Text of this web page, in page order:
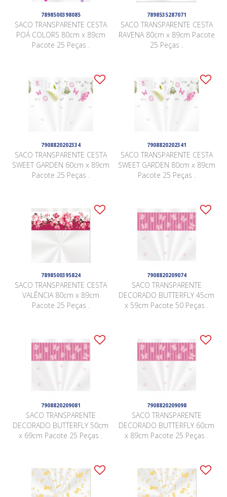
7898500398085
SACO TRANSPARENTE CESTA
POÁ COLORS 80cm x 89cm
Pacote 25 Peças .
7898535287071
SACO TRANSPARENTE CESTA
RAVENA 80cm x 89cm Pacote
25 Peças .
7908820202334
SACO TRANSPARENTE CESTA
SWEET GARDEN 60cm x 89cm
Pacote 25 Peças .
7908820202341
SACO TRANSPARENTE CESTA
SWEET GARDEN 80cm x 89cm
Pacote 25 Peças .
7898500395824
SACO TRANSPARENTE CESTA
VALÊNCIA 80cm x 89cm
Pacote 25 Peças .
7908820209074
SACO TRANSPARENTE
DECORADO BUTTERFLY 45cm
x 59cm Pacote 50 Peças .
7908820209081
SACO TRANSPARENTE
DECORADO BUTTERFLY 50cm
x 69cm Pacote 25 Peças .
7908820209098
SACO TRANSPARENTE
DECORADO BUTTERFLY 60cm
x 89cm Pacote 25 Peças .